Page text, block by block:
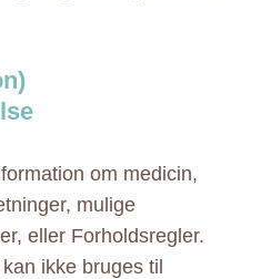
om medicin,
mulige
eller Forholdsregler.
ikke bruges til